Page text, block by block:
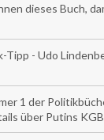
dieses Buch,
Tipp - Udo
1 der
über Putins